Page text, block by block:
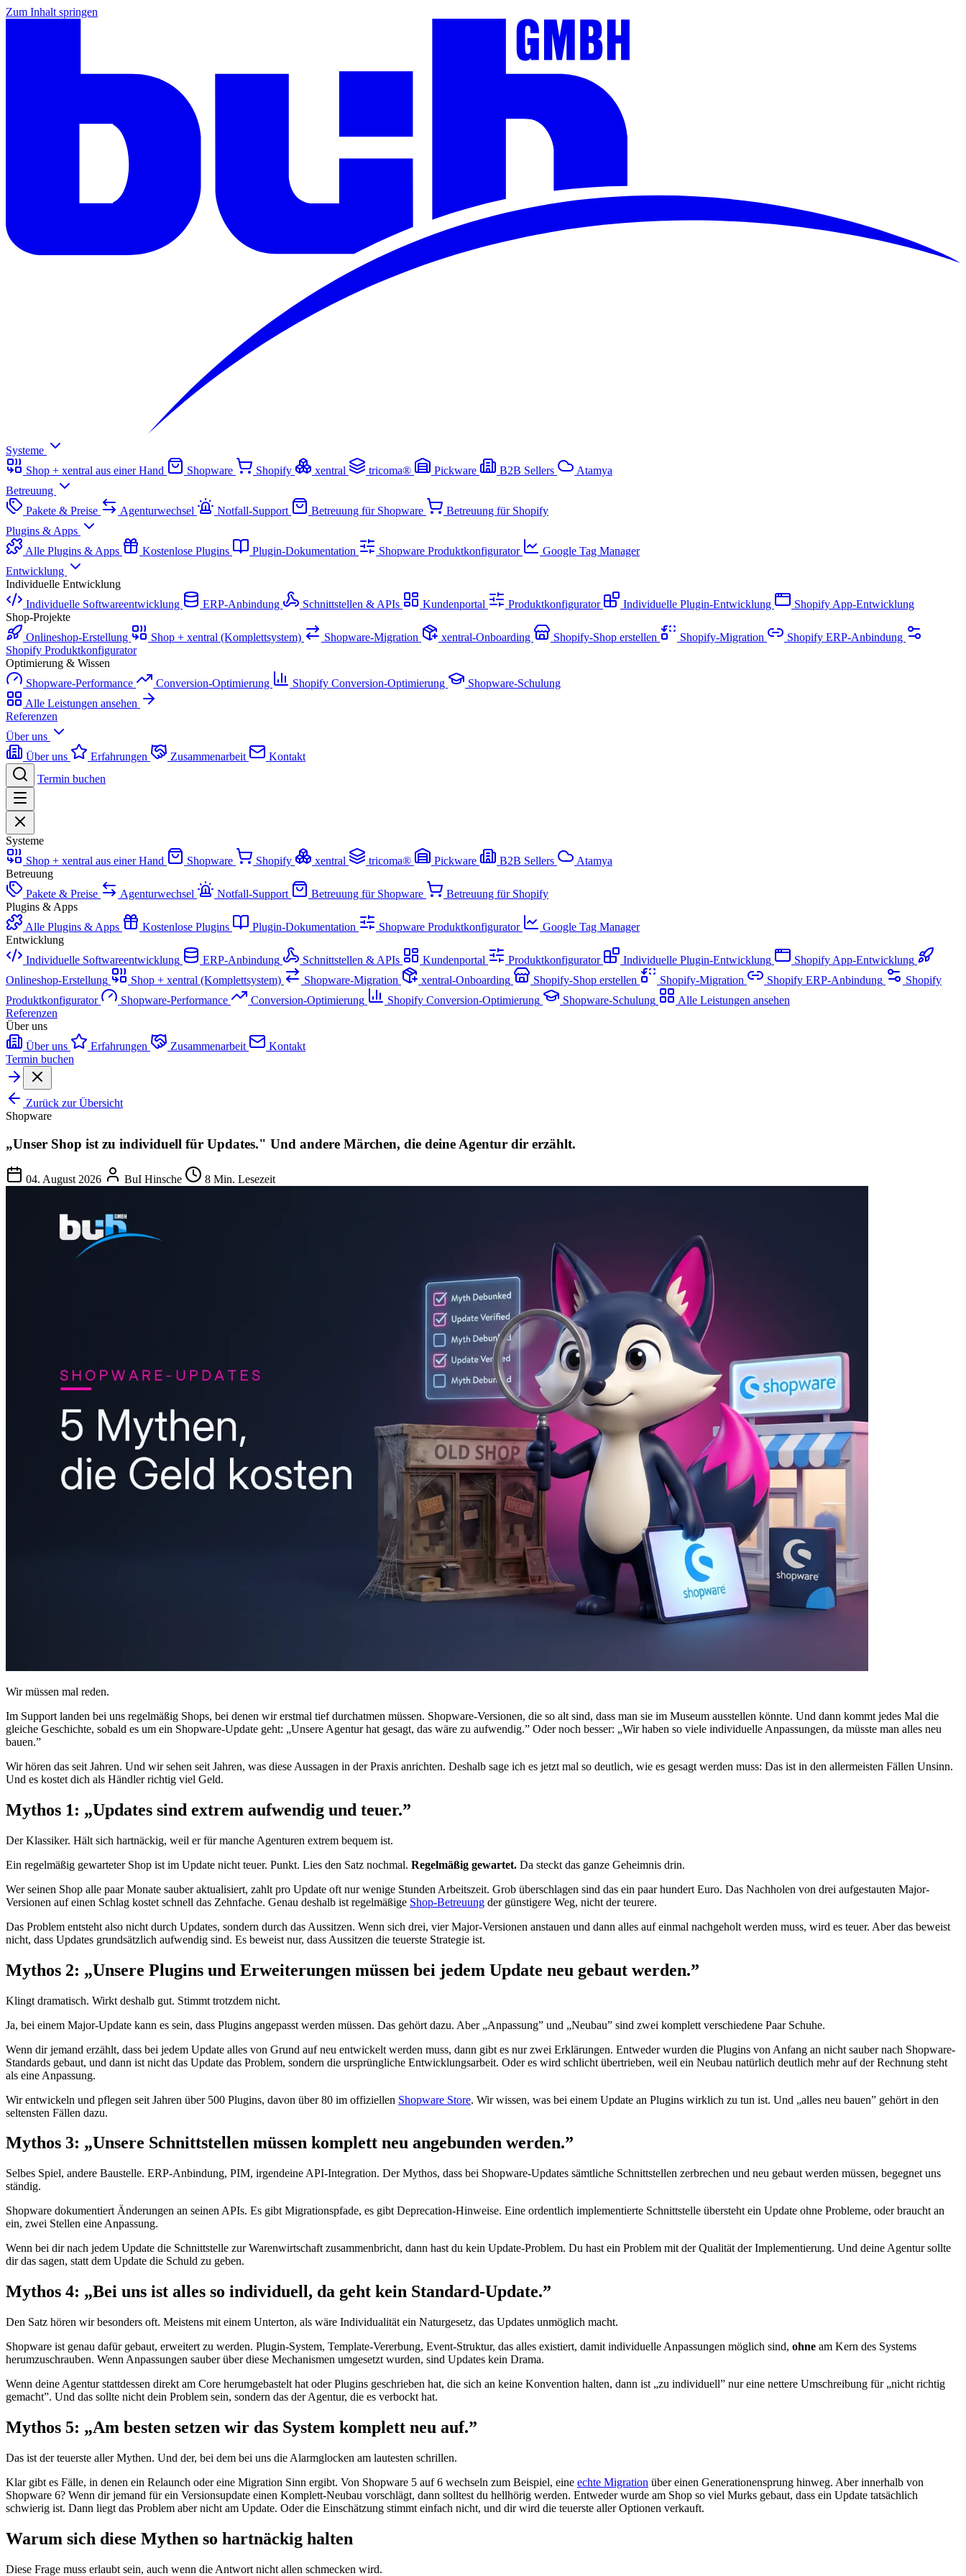
Zum Inhalt springen
Systeme
Shop + xentral aus einer Hand
Shopware Shopify xentral tricoma® Pickware B2B Sellers
Atamya
Betreuung
Pakete & Preise
Agenturwechsel Notfall-Support Betreuung für Shopware
Betreuung für Shopify
Plugins & Apps
Alle Plugins & Apps
Kostenlose Plugins Plugin-Dokumentation Shopware Produktkonfigurator
Google Tag Manager
Entwicklung
Individuelle Entwicklung
Individuelle Softwareentwicklung
ERP-Anbindung Schnittstellen & APIs Kundenportal Produktkonfigurator Individuelle Plugin-Entwicklung
Shopify App-Entwicklung
Shop-Projekte
Onlineshop-Erstellung
Shop + xentral (Komplettsystem) Shopware-Migration xentral-Onboarding Shopify-Shop erstellen Shopify-Migration
Shopify ERP-Anbindung
Shopify Produktkonfigurator
Optimierung & Wissen
Shopware-Performance
Conversion-Optimierung Shopify Conversion-Optimierung
Shopware-Schulung
Alle Leistungen ansehen
Referenzen
Über uns
Über uns
Erfahrungen Zusammenarbeit
Kontakt
Termin buchen
Systeme
Shop + xentral aus einer Hand
Shopware Shopify xentral tricoma® Pickware B2B Sellers
Atamya
Betreuung
Pakete & Preise
Agenturwechsel Notfall-Support Betreuung für Shopware
Betreuung für Shopify
Plugins & Apps
Alle Plugins & Apps
Kostenlose Plugins Plugin-Dokumentation Shopware Produktkonfigurator
Google Tag Manager
Entwicklung
Individuelle Softwareentwicklung
ERP-Anbindung Schnittstellen & APIs Kundenportal Produktkonfigurator Individuelle Plugin-Entwicklung
Shopify App-Entwicklung
Onlineshop-Erstellung
Shop + xentral (Komplettsystem) Shopware-Migration xentral-Onboarding Shopify-Shop erstellen Shopify-Migration Shopify ERP-Anbindung
Shopify
Produktkonfigurator
Shopware-Performance Conversion-Optimierung Shopify Conversion-Optimierung Shopware-Schulung
Alle Leistungen ansehen
Referenzen
Über uns
Über uns
Erfahrungen Zusammenarbeit
Kontakt
Termin buchen
Zurück zur Übersicht
Shopware
„Unser Shop ist zu individuell für Updates." Und andere Märchen, die deine Agentur dir erzählt.
04. August 2026 BuI Hinsche 8 Min. Lesezeit
Wir müssen mal reden.
Im Support landen bei uns regelmäßig Shops, bei denen wir erstmal tief durchatmen müssen. Shopware-Versionen, die so alt sind, dass man sie im Museum ausstellen könnte. Und dann kommt jedes Mal die
gleiche Geschichte, sobald es um ein Shopware-Update geht: „Unsere Agentur hat gesagt, das wäre zu aufwendig.” Oder noch besser: „Wir haben so viele individuelle Anpassungen, da müsste man alles neu
bauen.”
Wir hören das seit Jahren. Und wir sehen seit Jahren, was diese Aussagen in der Praxis anrichten. Deshalb sage ich es jetzt mal so deutlich, wie es gesagt werden muss: Das ist in den allermeisten Fällen Unsinn.
Und es kostet dich als Händler richtig viel Geld.
Mythos 1: „Updates sind extrem aufwendig und teuer.”
Der Klassiker. Hält sich hartnäckig, weil er für manche Agenturen extrem bequem ist.
Ein regelmäßig gewarteter Shop ist im Update nicht teuer. Punkt. Lies den Satz nochmal. Regelmäßig gewartet. Da steckt das ganze Geheimnis drin.
Wer seinen Shop alle paar Monate sauber aktualisiert, zahlt pro Update oft nur wenige Stunden Arbeitszeit. Grob überschlagen sind das ein paar hundert Euro. Das Nachholen von drei aufgestauten Major-
Versionen auf einen Schlag kostet schnell das Zehnfache. Genau deshalb ist regelmäßige Shop-Betreuung der günstigere Weg, nicht der teurere.
Das Problem entsteht also nicht durch Updates, sondern durch das Aussitzen. Wenn sich drei, vier Major-Versionen anstauen und dann alles auf einmal nachgeholt werden muss, wird es teuer. Aber das beweist
nicht, dass Updates grundsätzlich aufwendig sind. Es beweist nur, dass Aussitzen die teuerste Strategie ist.
Mythos 2: „Unsere Plugins und Erweiterungen müssen bei jedem Update neu gebaut werden.”
Klingt dramatisch. Wirkt deshalb gut. Stimmt trotzdem nicht.
Ja, bei einem Major-Update kann es sein, dass Plugins angepasst werden müssen. Das gehört dazu. Aber „Anpassung” und „Neubau” sind zwei komplett verschiedene Paar Schuhe.
Wenn dir jemand erzählt, dass bei jedem Update alles von Grund auf neu entwickelt werden muss, dann gibt es nur zwei Erklärungen. Entweder wurden die Plugins von Anfang an nicht sauber nach Shopware-
Standards gebaut, und dann ist nicht das Update das Problem, sondern die ursprüngliche Entwicklungsarbeit. Oder es wird schlicht übertrieben, weil ein Neubau natürlich deutlich mehr auf der Rechnung steht
als eine Anpassung.
Wir entwickeln und pflegen seit Jahren über 500 Plugins, davon über 80 im offiziellen Shopware Store. Wir wissen, was bei einem Update an Plugins wirklich zu tun ist. Und „alles neu bauen” gehört in den
seltensten Fällen dazu.
Mythos 3: „Unsere Schnittstellen müssen komplett neu angebunden werden.”
Selbes Spiel, andere Baustelle. ERP-Anbindung, PIM, irgendeine API-Integration. Der Mythos, dass bei Shopware-Updates sämtliche Schnittstellen zerbrechen und neu gebaut werden müssen, begegnet uns
ständig.
Shopware dokumentiert Änderungen an seinen APIs. Es gibt Migrationspfade, es gibt Deprecation-Hinweise. Eine ordentlich implementierte Schnittstelle übersteht ein Update ohne Probleme, oder braucht an
ein, zwei Stellen eine Anpassung.
Wenn bei dir nach jedem Update die Schnittstelle zur Warenwirtschaft zusammenbricht, dann hast du kein Update-Problem. Du hast ein Problem mit der Qualität der Implementierung. Und deine Agentur sollte
dir das sagen, statt dem Update die Schuld zu geben.
Mythos 4: „Bei uns ist alles so individuell, da geht kein Standard-Update.”
Den Satz hören wir besonders oft. Meistens mit einem Unterton, als wäre Individualität ein Naturgesetz, das Updates unmöglich macht.
Shopware ist genau dafür gebaut, erweitert zu werden. Plugin-System, Template-Vererbung, Event-Struktur, das alles existiert, damit individuelle Anpassungen möglich sind, ohne am Kern des Systems
herumzuschrauben. Wenn Anpassungen sauber über diese Mechanismen umgesetzt wurden, sind Updates kein Drama.
Wenn deine Agentur stattdessen direkt am Core herumgebastelt hat oder Plugins geschrieben hat, die sich an keine Konvention halten, dann ist „zu individuell” nur eine nettere Umschreibung für „nicht richtig
gemacht”. Und das sollte nicht dein Problem sein, sondern das der Agentur, die es verbockt hat.
Mythos 5: „Am besten setzen wir das System komplett neu auf.”
Das ist der teuerste aller Mythen. Und der, bei dem bei uns die Alarmglocken am lautesten schrillen.
Klar gibt es Fälle, in denen ein Relaunch oder eine Migration Sinn ergibt. Von Shopware 5 auf 6 wechseln zum Beispiel, eine echte Migration über einen Generationensprung hinweg. Aber innerhalb von
Shopware 6? Wenn dir jemand für ein Versionsupdate einen Komplett-Neubau vorschlägt, dann solltest du hellhörig werden. Entweder wurde am Shop so viel Murks gebaut, dass ein Update tatsächlich
schwierig ist. Dann liegt das Problem aber nicht am Update. Oder die Einschätzung stimmt einfach nicht, und dir wird die teuerste aller Optionen verkauft.
Warum sich diese Mythen so hartnäckig halten
Diese Frage muss erlaubt sein, auch wenn die Antwort nicht allen schmecken wird.